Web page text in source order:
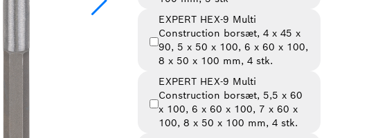
EXPERT HEX-9 Multi
Construction borsæt, 4 x 45 x
90, 5 x 50 x 100, 6 x 60 x 100,
8 x 50 x 100 mm, 4 stk.
EXPERT HEX-9 Multi
Construction borsæt, 5,5 x 60
x 100, 6 x 60 x 100, 7 x 60 x
100, 8 x 50 x 100 mm, 4 stk.